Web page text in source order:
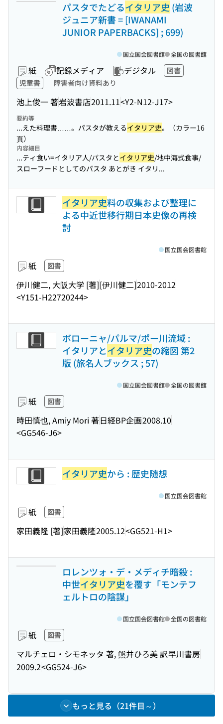
パスタでたどるイタリア史 (岩波
ジュニア新書 = [IWANAMI
JUNIOR PAPERBACKS] ; 699)
紙 記録メディア デジタル
図書
児童書
障害者向け資料あり
池上俊一 著岩波書店2011.11<Y2-N12-J17>
国立国会図書館 全国の図書館
要約等
...えた料理書……。パスタが教えるイタリア史。（カラー16
頁）
内容細目
...ティ食い=イタリア人/パスタとイタリア史/地中海式食事/
スローフードとしてのパスタ あとがき イタリ...
イタリア史料の収集および整理に
よる中近世移行期日本史像の再検
討
紙 図書
伊川健二, 大阪大学 [著][伊川健二]2010-2012
<Y151-H22720244>
国立国会図書館
ボローニャ/パルマ/ポー川流域 :
イタリアとイタリア史の縮図 第2
版 (旅名人ブックス ; 57)
紙 図書
時田慎也, Amiy Mori 著日経BP企画2008.10
<GG546-J6>
国立国会図書館 全国の図書館
イタリア史から : 歴史随想
紙 図書
家田義隆 [著]家田義隆2005.12<GG521-H1>
国立国会図書館
ロレンツォ・デ・メディチ暗殺 :
中世イタリア史を覆す「モンテフ
ェルトロの陰謀」
紙 図書
マルチェロ・シモネッタ 著, 熊井ひろ美 訳早川書房
2009.2<GG524-J6>
国立国会図書館 全国の図書館
もっと見る（21件目～）